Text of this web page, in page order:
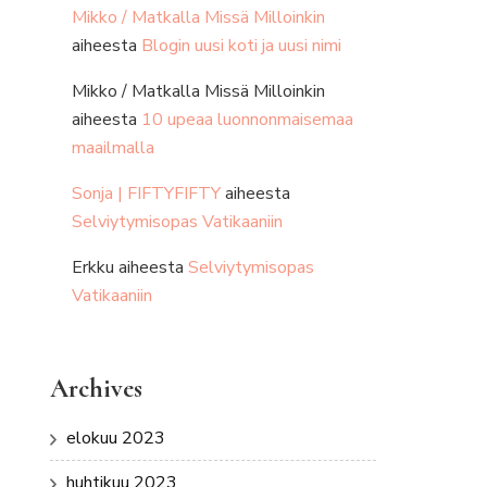
Mikko / Matkalla Missä Milloinkin
aiheesta Blogin uusi koti ja uusi nimi
Mikko / Matkalla Missä Milloinkin
aiheesta 10 upeaa luonnonmaisemaa
maailmalla
Sonja | FIFTYFIFTYaiheesta
Selviytymisopas Vatikaaniin
Erkku aiheesta Selviytymisopas
Vatikaaniin
Archives
elokuu 2023